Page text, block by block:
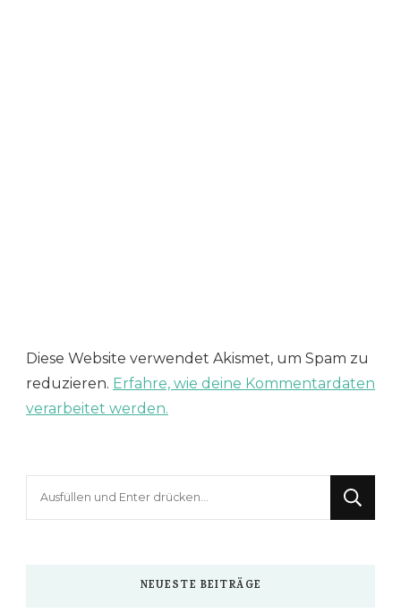
Diese Website verwendet Akismet, um Spam zu
reduzieren. Erfahre, wie deine Kommentardaten
verarbeitet werden.
NEUESTE BEITRÄGE